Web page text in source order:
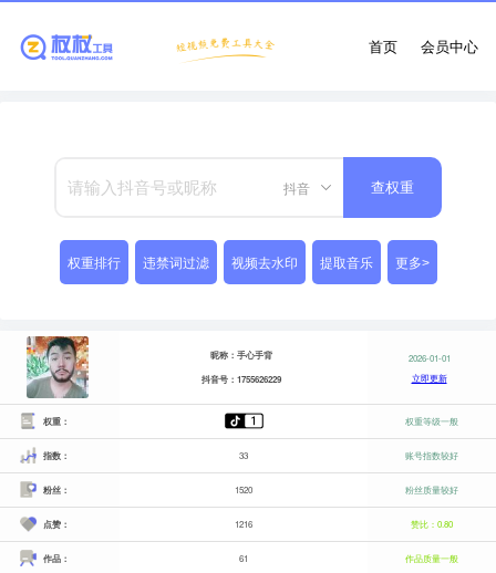
会员中心
首页
抖音 查权重
权重排行 违禁词过滤 视频去水印 提取音乐 更多>
昵称：手心手背
抖音号：1755626229
2026-01-01
立即更新
权重： 权重等级一般
指数： 33 账号指数较好
粉丝： 1520 粉丝质量较好
点赞： 1216 赞比：0.80
作品： 61 作品质量一般